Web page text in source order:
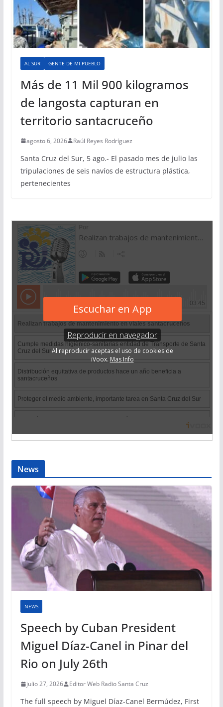
AL SUR GENTE DE MI PUEBLO
Más de 11 Mil 900 kilogramos
de langosta capturan en
territorio santacruceño
agosto 6, 2026 Raúl Reyes Rodríguez
Santa Cruz del Sur, 5 ago.- El pasado mes de julio las
tripulaciones de seis navíos de estructura plástica,
pertenecientes
News
NEWS
Speech by Cuban President
Miguel Díaz-Canel in Pinar del
Rio on July 26th
julio 27, 2026 Editor Web Radio Santa Cruz
The full speech by Miguel Díaz-Canel Bermúdez, First